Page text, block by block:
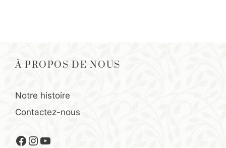
À PROPOS DE NOUS
Notre histoire
Contactez-nous
Facebook
Instagram
YouTube